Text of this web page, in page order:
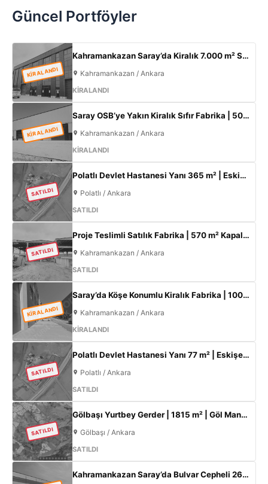
Güncel Portföyler
KİRALANDI
Kahramankazan Saray’da Kiralık 7.000 m² Sıfır Fabrika | 2.000 m² Açık Alan | 300 KW
Kahramankazan / Ankara
KİRALANDI
KİRALANDI
Saray OSB’ye Yakın Kiralık Sıfır Fabrika | 500 m² Kapalı Alan | 60 kW Elektrik | Müstakil
Kahramankazan / Ankara
KİRALANDI
SATILDI
Polatlı Devlet Hastanesi Yanı 365 m² | Eskişehir Yolu Cepheli | Ticari+Konut İmarlı Arsa
Polatlı / Ankara
SATILDI
SATILDI
Proje Teslimli Satılık Fabrika | 570 m² Kapalı Alan + 450 m² Açık Alan | 100 KW Enerji | Saray Kahramankazan
Kahramankazan / Ankara
SATILDI
KİRALANDI
Saray’da Köşe Konumlu Kiralık Fabrika | 1000 m² Kapalı Alan | 3 Kat Ofis | 100 kW
Kahramankazan / Ankara
KİRALANDI
SATILDI
Polatlı Devlet Hastanesi Yanı 77 m² | Eskişehir Yolu Cepheli | Ticari+Konut İmarlı Arsa
Polatlı / Ankara
SATILDI
SATILDI
Gölbaşı Yurtbey Gerder | 1815 m² | Göl Manzaralı | TOKİ Yakını Yatırımlık Arazi
Gölbaşı / Ankara
SATILDI
Kahramankazan Saray’da Bulvar Cepheli 2600 m² Kiralık Fabrika | 400 KW Enerji | Ofisli Üretim Tesisi